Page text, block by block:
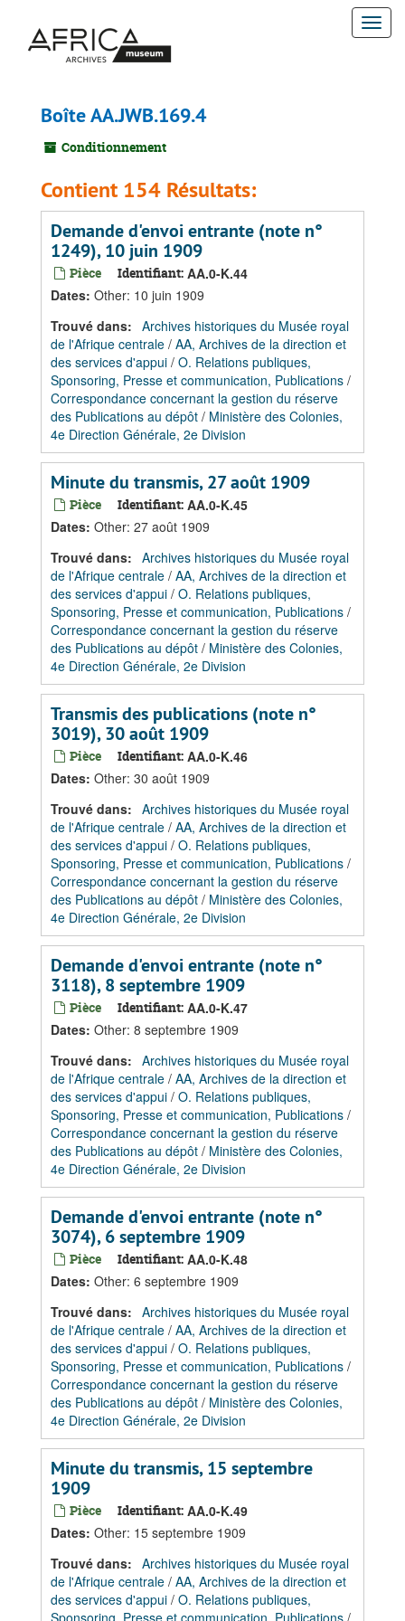
contenu
Boîte AA.JWB.169.4
Conditionnement
Contient 154 Résultats:
Demande d'envoi entrante (note n°
1249), 10 juin 1909
Pièce Identifiant: AA.0-K.44
Dates: Other: 10 juin 1909
Trouvé dans: Archives historiques du Musée royal
de l'Afrique centrale / AA, Archives de la direction et
des services d'appui / O. Relations publiques,
Sponsoring, Presse et communication, Publications /
Correspondance concernant la gestion du réserve
des Publications au dépôt / Ministère des Colonies,
4e Direction Générale, 2e Division
Minute du transmis, 27 août 1909
Pièce Identifiant: AA.0-K.45
Dates: Other: 27 août 1909
Trouvé dans: Archives historiques du Musée royal
de l'Afrique centrale / AA, Archives de la direction et
des services d'appui / O. Relations publiques,
Sponsoring, Presse et communication, Publications /
Correspondance concernant la gestion du réserve
des Publications au dépôt / Ministère des Colonies,
4e Direction Générale, 2e Division
Transmis des publications (note n°
3019), 30 août 1909
Pièce Identifiant: AA.0-K.46
Dates: Other: 30 août 1909
Trouvé dans: Archives historiques du Musée royal
de l'Afrique centrale / AA, Archives de la direction et
des services d'appui / O. Relations publiques,
Sponsoring, Presse et communication, Publications /
Correspondance concernant la gestion du réserve
des Publications au dépôt / Ministère des Colonies,
4e Direction Générale, 2e Division
Demande d'envoi entrante (note n°
3118), 8 septembre 1909
Pièce Identifiant: AA.0-K.47
Dates: Other: 8 septembre 1909
Trouvé dans: Archives historiques du Musée royal
de l'Afrique centrale / AA, Archives de la direction et
des services d'appui / O. Relations publiques,
Sponsoring, Presse et communication, Publications /
Correspondance concernant la gestion du réserve
des Publications au dépôt / Ministère des Colonies,
4e Direction Générale, 2e Division
Demande d'envoi entrante (note n°
3074), 6 septembre 1909
Pièce Identifiant: AA.0-K.48
Dates: Other: 6 septembre 1909
Trouvé dans: Archives historiques du Musée royal
de l'Afrique centrale / AA, Archives de la direction et
des services d'appui / O. Relations publiques,
Sponsoring, Presse et communication, Publications /
Correspondance concernant la gestion du réserve
des Publications au dépôt / Ministère des Colonies,
4e Direction Générale, 2e Division
Minute du transmis, 15 septembre
1909
Pièce Identifiant: AA.0-K.49
Dates: Other: 15 septembre 1909
Trouvé dans: Archives historiques du Musée royal
de l'Afrique centrale / AA, Archives de la direction et
des services d'appui / O. Relations publiques,
Sponsoring, Presse et communication, Publications /